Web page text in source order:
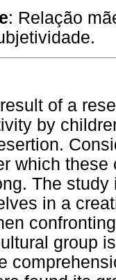
: Relação
of a
by
which
The
in a
group